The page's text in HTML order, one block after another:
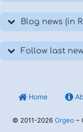
Blog news (in
Follow last
Home
© 2011-2026 Orgeo –